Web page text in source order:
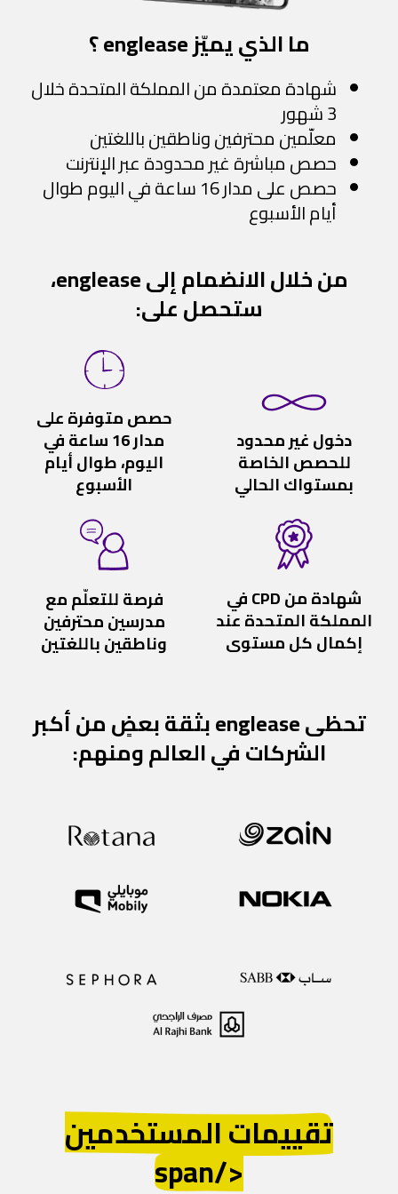
ما الذي يميّز englease ؟
شهادة معتمدة من المملكة المتحدة خلال
3 شهور
معلّمين محترفين وناطقين باللغتين
حصص مباشرة غير محدودة عبر الإنترنت
حصص على مدار 16 ساعة في اليوم طوال
أيام الأسبوع
من خلال الانضمام إلى englease،
ستحصل على:
دخول غير محدود
للحصص الخاصة
بمستواك الحالي
حصص متوفرة على
مدار 16 ساعة في
اليوم، طوال أيام
الأسبوع
شهادة من CPD في
المملكة المتحدة عند
إكمال كل مستوى
فرصة للتعلّم مع
مدرسين محترفين
وناطقين باللغتين
تحظى englease بثقة بعضٍ من أكبر
الشركات في العالم ومنهم:
تقييمات المستخدمين
</span